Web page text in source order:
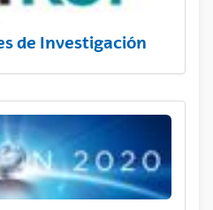
de Investigación